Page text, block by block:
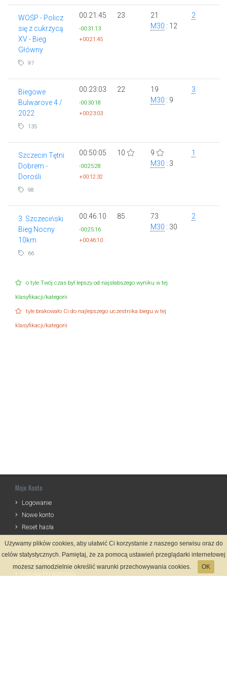
WOŚP - Policz
się z cukrzycą
XV - Bieg
Główny
97
00:21:45
-00:31:13
+00:21:45
23
21
M30 : 12
2
Biegowe
Bulwarove 4 /
2022
135
00:23:03
-00:30:18
+00:23:03
22
19
M30 : 9
3
Szczecin Tętni
Dobrem -
Dorośli
98
00:50:05
-00:25:28
+00:12:32
10
9
M30 : 3
1
3. Szczeciński
Bieg Nocny
10km
66
00:46:10
-00:25:16
+00:46:10
85
73
M30 : 30
2
o tyle Twój czas był lepszy od najsłabszego wyniku w tej
klasyfikacji/kategorii
tyle brakowało Ci do najlepszego uczestnika biegu w tej
klasyfikacji/kategorii
Moje Konto
Logowanie
Nowe konto
Reset hasła
Informacje
Używamy plików cookies, aby ułatwić Ci korzystanie z naszego serwisu oraz do
celów statystycznych. Pamiętaj, że za pomocą ustawień przeglądarki internetowej
możesz samodzielnie określić warunki przechowywania cookies.
OK